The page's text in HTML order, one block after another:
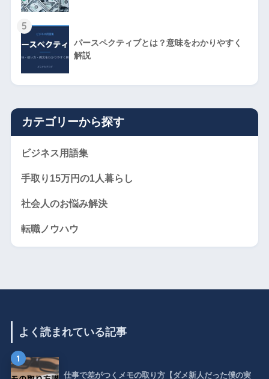
5
パースペクティブとは？意味をわかりやすく
解説
カテゴリーから探す
ビジネス用語集
手取り15万円の1人暮らし
社会人のお悩み解決
転職ノウハウ
よく読まれている記事
1
仕事で差がつくメモの取り方【ダメ新人だった僕の実